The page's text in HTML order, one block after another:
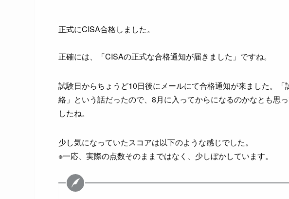
正式にCISA合格しました。
正確には、「CISAの正式な合格通知が届きました」ですね。
試験日からちょうど10日後にメールにて合格通知が来ました。
絡」という話だったので、8月に入ってからになるのかなとも思
したね。
少し気になっていたスコアは以下のような感じでした。
※一応、実際の点数そのままではなく、少しぼかしています。